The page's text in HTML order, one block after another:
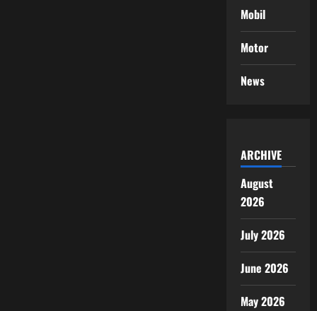
Mobil
Motor
News
ARCHIVE
August
2026
July 2026
June 2026
May 2026